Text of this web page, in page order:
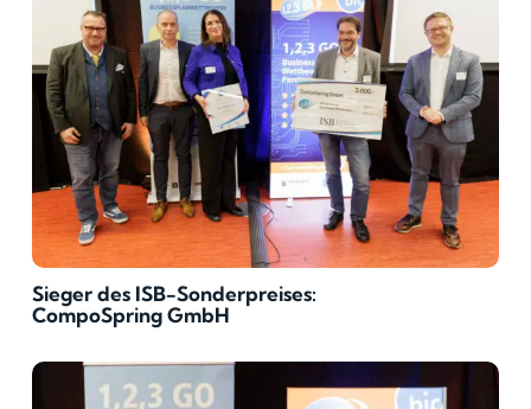
Sieger des ISB-Sonderpreises:
CompoSpring GmbH